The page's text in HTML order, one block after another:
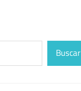
Buscar